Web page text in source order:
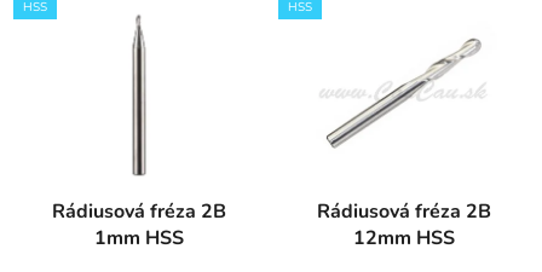
HSS
Rádiusová fréza 2B
1mm HSS
HSS
Rádiusová fréza 2B
12mm HSS